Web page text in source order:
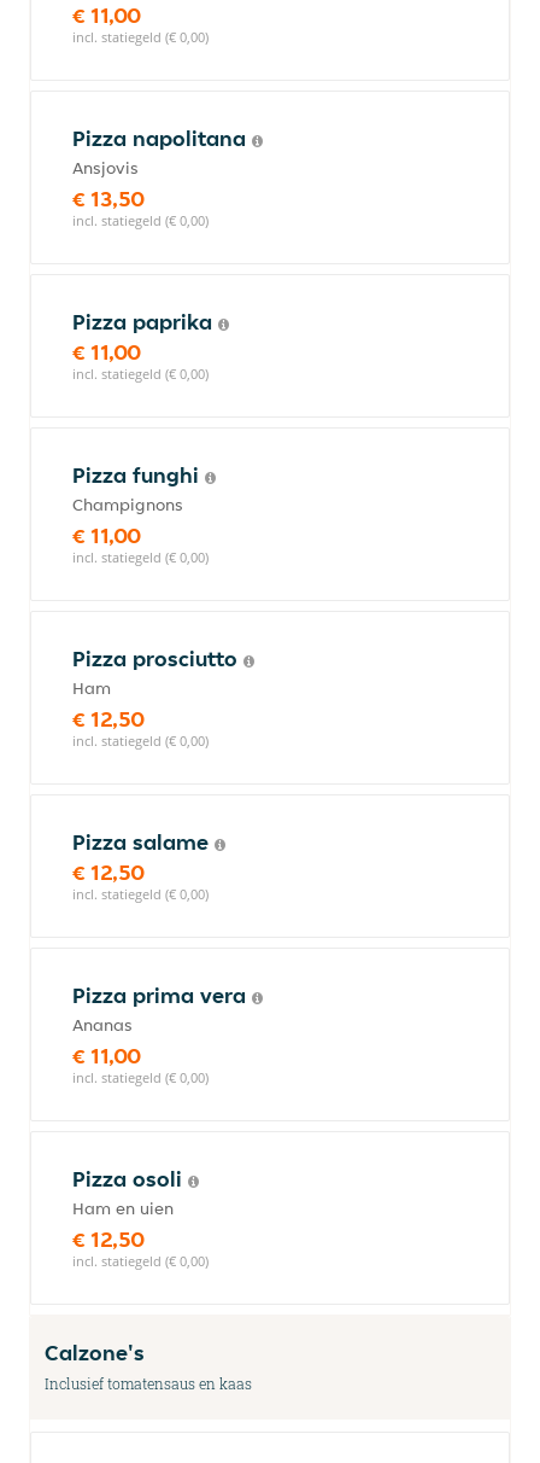
€ 11,00
incl. statiegeld (€ 0,00)
Pizza napolitana
Ansjovis
€ 13,50
incl. statiegeld (€ 0,00)
Pizza paprika
€ 11,00
incl. statiegeld (€ 0,00)
Pizza funghi
Champignons
€ 11,00
incl. statiegeld (€ 0,00)
Pizza prosciutto
Ham
€ 12,50
incl. statiegeld (€ 0,00)
Pizza salame
€ 12,50
incl. statiegeld (€ 0,00)
Pizza prima vera
Ananas
€ 11,00
incl. statiegeld (€ 0,00)
Pizza osoli
Ham en uien
€ 12,50
incl. statiegeld (€ 0,00)
Calzone's
Inclusief tomatensaus en kaas